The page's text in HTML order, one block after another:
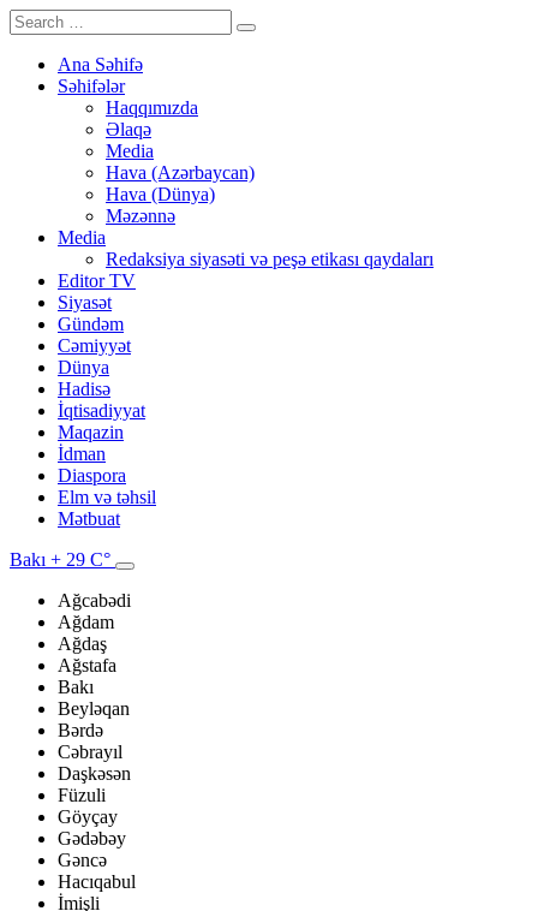
Ana Səhifə
Səhifələr
Haqqımızda
Əlaqə
Media
Hava (Azərbaycan)
Hava (Dünya)
Məzənnə
Media
Redaksiya siyasəti və peşə etikası qaydaları
Editor TV
Siyasət
Gündəm
Cəmiyyət
Dünya
Hadisə
İqtisadiyyat
Maqazin
İdman
Diaspora
Elm və təhsil
Mətbuat
Bakı + 29 C°
Ağcabədi
Ağdam
Ağdaş
Ağstafa
Bakı
Beyləqan
Bərdə
Cəbrayıl
Daşkəsən
Füzuli
Göyçay
Gədəbəy
Gəncə
Hacıqabul
İmişli